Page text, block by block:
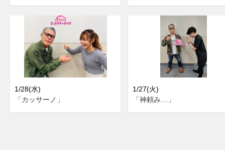
1/28(水)
「カッサーノ」
1/27(火)
「神頼み…」